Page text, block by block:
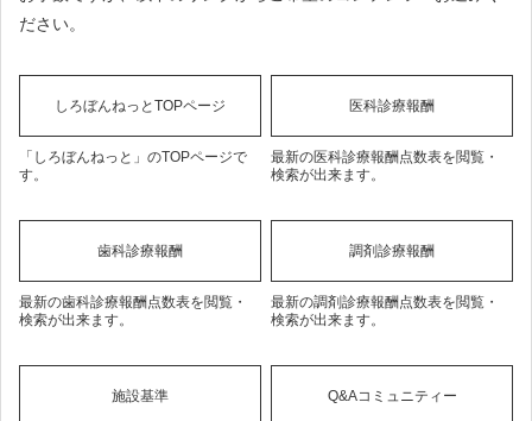
ださい。
しろぼんねっとTOPページ
「しろぼんねっと」のTOPページで
す。
医科診療報酬
最新の医科診療報酬点数表を閲覧・
検索が出来ます。
歯科診療報酬
最新の歯科診療報酬点数表を閲覧・
検索が出来ます。
調剤診療報酬
最新の調剤診療報酬点数表を閲覧・
検索が出来ます。
施設基準 Q&Aコミュニティー